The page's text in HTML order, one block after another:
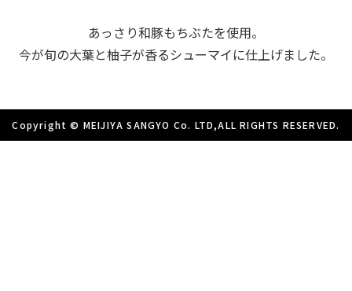
あっさり和豚もちぶたを使用。
今が旬の大葉と柚子が香るシューマイに仕上げました。
Copyright © MEIJIYA SANGYO Co. LTD,ALL RIGHTS RESERVED.